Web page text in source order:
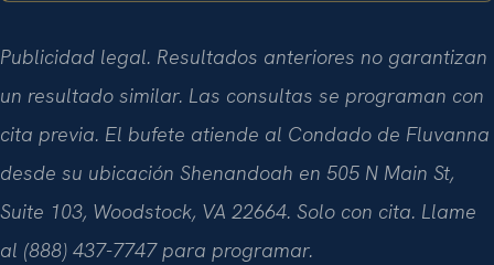
Publicidad legal. Resultados anteriores no garantizan
un resultado similar. Las consultas se programan con
cita previa. El bufete atiende al Condado de Fluvanna
desde su ubicación Shenandoah en 505 N Main St,
Suite 103, Woodstock, VA 22664. Solo con cita. Llame
al (888) 437-7747 para programar.